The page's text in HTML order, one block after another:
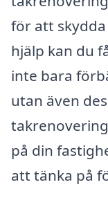
för att
hjälp kan du
inte bara
utan även
på din
att tänka på